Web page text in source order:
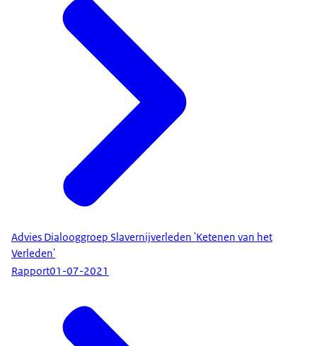
Advies Dialooggroep Slavernijverleden 'Ketenen van het
Verleden'
Rapport01-07-2021